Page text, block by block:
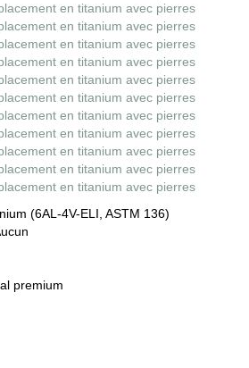
en titanium avec pierres
en titanium avec pierres
en titanium avec pierres
en titanium avec pierres
en titanium avec pierres
en titanium avec pierres
en titanium avec pierres
en titanium avec pierres
en titanium avec pierres
en titanium avec pierres
en titanium avec pierres
(6AL-4V-ELI, ASTM 136)
premium